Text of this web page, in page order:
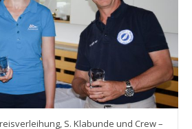
S. Klabunde und Crew –